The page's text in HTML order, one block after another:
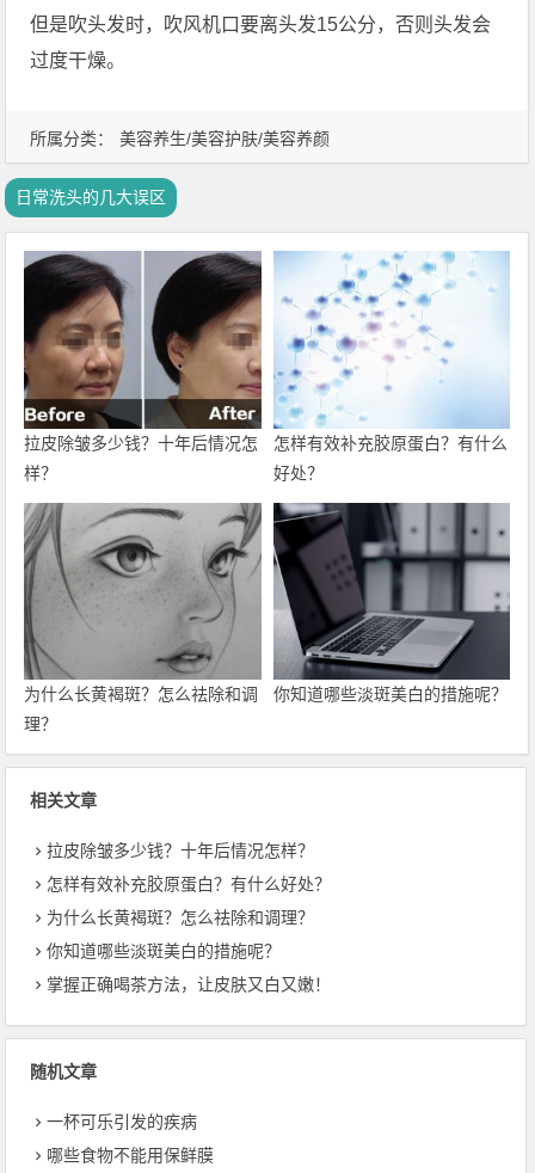
所属分类： 美容养生/美容护肤/美容养颜
但是吹头发时，吹风机口要离头发15公分，否则头发会
过度干燥。
日常洗头的几大误区
拉皮除皱多少钱？十年后情况怎
样？
怎样有效补充胶原蛋白？有什么
好处？
为什么长黄褐斑？怎么祛除和调
理？
你知道哪些淡斑美白的措施呢？
相关文章
拉皮除皱多少钱？十年后情况怎样？
怎样有效补充胶原蛋白？有什么好处？
为什么长黄褐斑？怎么祛除和调理？
你知道哪些淡斑美白的措施呢？
掌握正确喝茶方法，让皮肤又白又嫩！
随机文章
一杯可乐引发的疾病
哪些食物不能用保鲜膜